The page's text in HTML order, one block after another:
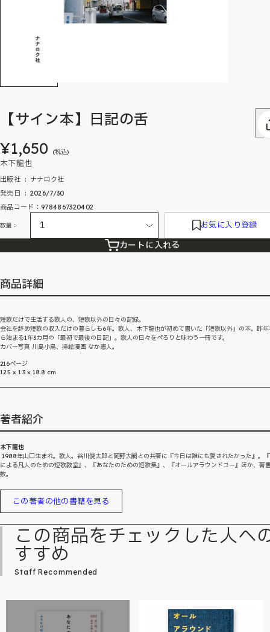
【サイン本】日記の舌
¥1,650 (税込)
木下龍也
出版社 ‏ : ‎ ナナロク社
発売日 ‏ : ‎ 2026/7/30
商品コード：9784867320402
数量： お気に入り登録
カートに入れる
商品詳細
短歌だけで生活する歌人の、短歌以外の日々の記録。
会社を辞め短歌の収入だけの暮らしも6年。歌人、木下龍也が初めて書いた「短歌以外」の本。昨
ら始まる1年3カ月の「最初で最後の日記」。歌人の日々をぺろりと味わう一冊です。
カバー写真 川島小鳥、挿絵漫画 なか憲人。
216ページ
12.5 x 1.3 x 18.8 cm
著者紹介
木下龍也
1988年山口生まれ。歌人。谷川俊太郎と岡野大嗣との共著に『今日は誰にも愛されたかった』。
による凡人のための短歌教室』、『あなたのための短歌集』、『オールアラウンドユー』ほか、著
数。
この著者の他の書籍を見る
この商品をチェックした人へ
すすめ
Staff Recommended